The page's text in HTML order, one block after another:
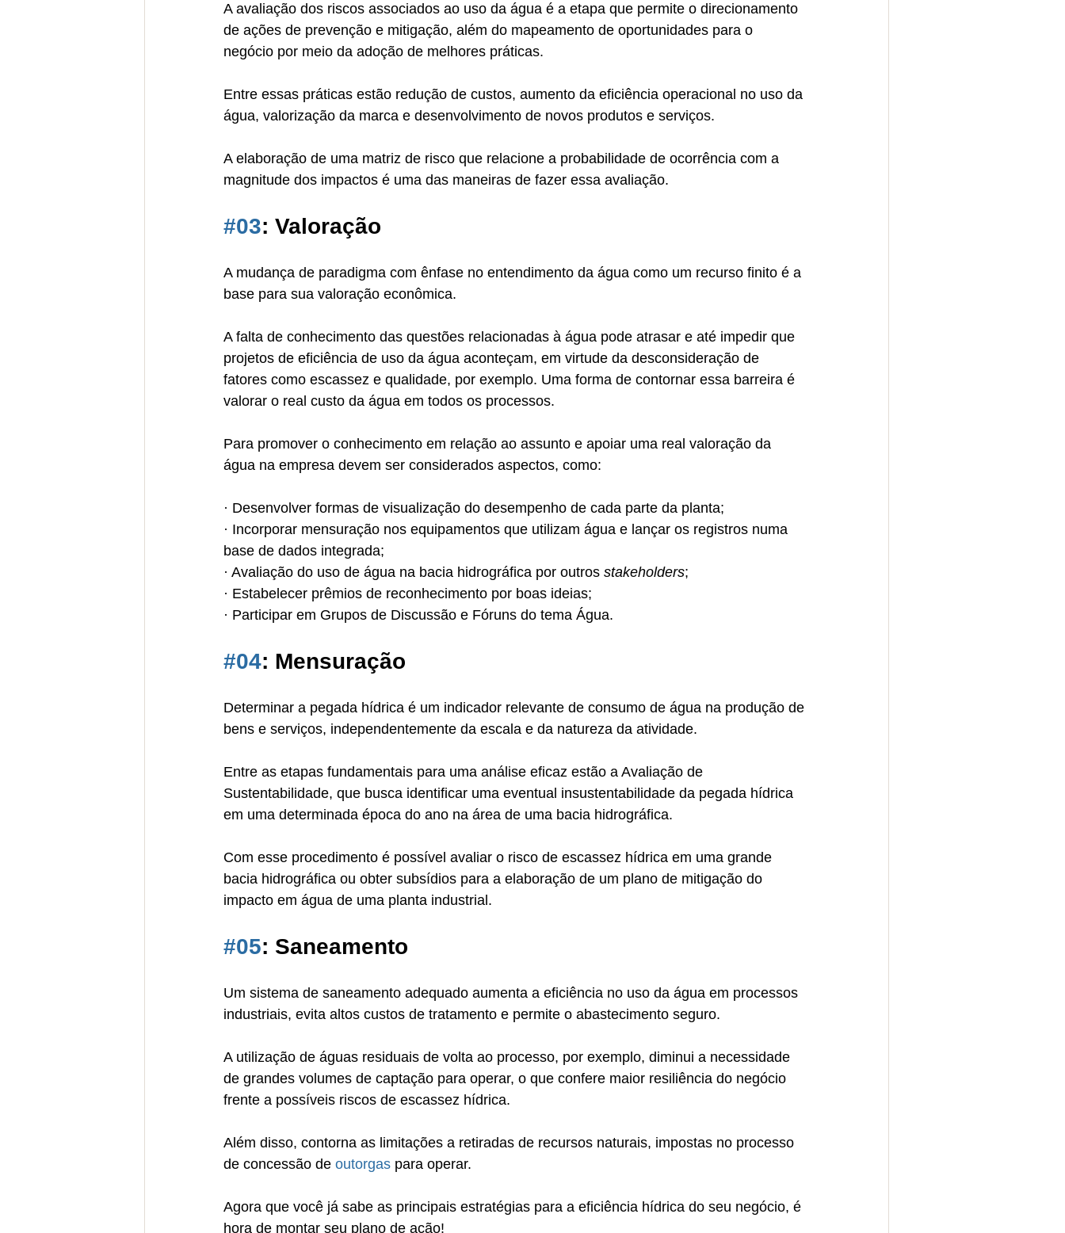
A avaliação dos riscos associados ao uso da água é a etapa que permite o direcionamento
de ações de prevenção e mitigação, além do mapeamento de oportunidades para o
negócio por meio da adoção de melhores práticas.
Entre essas práticas estão redução de custos, aumento da eficiência operacional no uso da
água, valorização da marca e desenvolvimento de novos produtos e serviços.
A elaboração de uma matriz de risco que relacione a probabilidade de ocorrência com a
magnitude dos impactos é uma das maneiras de fazer essa avaliação.
#03: Valoração
A mudança de paradigma com ênfase no entendimento da água como um recurso finito é a
base para sua valoração econômica.
A falta de conhecimento das questões relacionadas à água pode atrasar e até impedir que
projetos de eficiência de uso da água aconteçam, em virtude da desconsideração de
fatores como escassez e qualidade, por exemplo. Uma forma de contornar essa barreira é
valorar o real custo da água em todos os processos.
Para promover o conhecimento em relação ao assunto e apoiar uma real valoração da
água na empresa devem ser considerados aspectos, como:
· Desenvolver formas de visualização do desempenho de cada parte da planta;
· Incorporar mensuração nos equipamentos que utilizam água e lançar os registros numa
base de dados integrada;
· Avaliação do uso de água na bacia hidrográfica por outros stakeholders;
· Estabelecer prêmios de reconhecimento por boas ideias;
· Participar em Grupos de Discussão e Fóruns do tema Água.
#04: Mensuração
Determinar a pegada hídrica é um indicador relevante de consumo de água na produção de
bens e serviços, independentemente da escala e da natureza da atividade.
Entre as etapas fundamentais para uma análise eficaz estão a Avaliação de
Sustentabilidade, que busca identificar uma eventual insustentabilidade da pegada hídrica
em uma determinada época do ano na área de uma bacia hidrográfica.
Com esse procedimento é possível avaliar o risco de escassez hídrica em uma grande
bacia hidrográfica ou obter subsídios para a elaboração de um plano de mitigação do
impacto em água de uma planta industrial.
#05: Saneamento
Um sistema de saneamento adequado aumenta a eficiência no uso da água em processos
industriais, evita altos custos de tratamento e permite o abastecimento seguro.
A utilização de águas residuais de volta ao processo, por exemplo, diminui a necessidade
de grandes volumes de captação para operar, o que confere maior resiliência do negócio
frente a possíveis riscos de escassez hídrica.
Além disso, contorna as limitações a retiradas de recursos naturais, impostas no processo
de concessão de outorgas para operar.
Agora que você já sabe as principais estratégias para a eficiência hídrica do seu negócio, é
hora de montar seu plano de ação!